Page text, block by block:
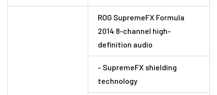
ROG SupremeFX Formula
2014 8-channel high-
definition audio
- SupremeFX shielding
technology